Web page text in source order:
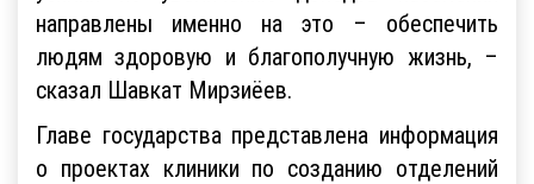
направлены именно на это – обеспечить
людям здоровую и благополучную жизнь, –
сказал Шавкат Мирзиёев.
Главе государства представлена информация
о проектах клиники по созданию отделений